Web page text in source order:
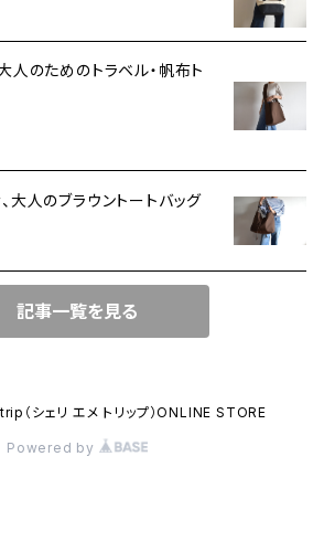
人のためのトラベル・帆布ト
大人のブラウントートバッグ
記事一覧を見る
シェリ エメ トリップ）ONLINE STORE
Powered by